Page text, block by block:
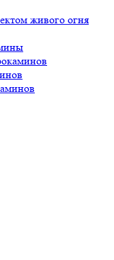
живого огня